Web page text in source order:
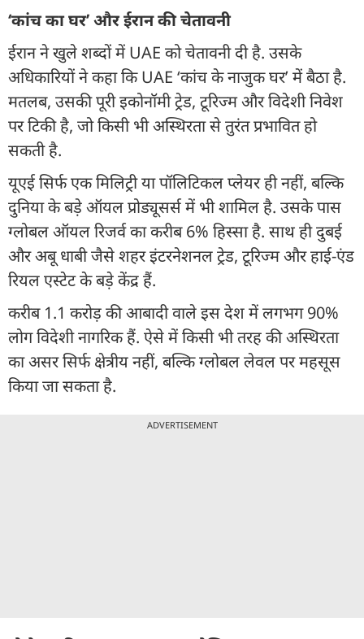
‘कांच का घर’ और ईरान की चेतावनी
ईरान ने खुले शब्दों में UAE को चेतावनी दी है. उसके
अधिकारियों ने कहा कि UAE ‘कांच के नाजुक घर’ में बैठा है.
मतलब, उसकी पूरी इकोनॉमी ट्रेड, टूरिज्म और विदेशी निवेश
पर टिकी है, जो किसी भी अस्थिरता से तुरंत प्रभावित हो
सकती है.
यूएई सिर्फ एक मिलिट्री या पॉलिटिकल प्लेयर ही नहीं, बल्कि
दुनिया के बड़े ऑयल प्रोड्यूसर्स में भी शामिल है. उसके पास
ग्लोबल ऑयल रिजर्व का करीब 6% हिस्सा है. साथ ही दुबई
और अबू धाबी जैसे शहर इंटरनेशनल ट्रेड, टूरिज्म और हाई-एंड
रियल एस्टेट के बड़े केंद्र हैं.
करीब 1.1 करोड़ की आबादी वाले इस देश में लगभग 90%
लोग विदेशी नागरिक हैं. ऐसे में किसी भी तरह की अस्थिरता
का असर सिर्फ क्षेत्रीय नहीं, बल्कि ग्लोबल लेवल पर महसूस
किया जा सकता है.
ADVERTISEMENT